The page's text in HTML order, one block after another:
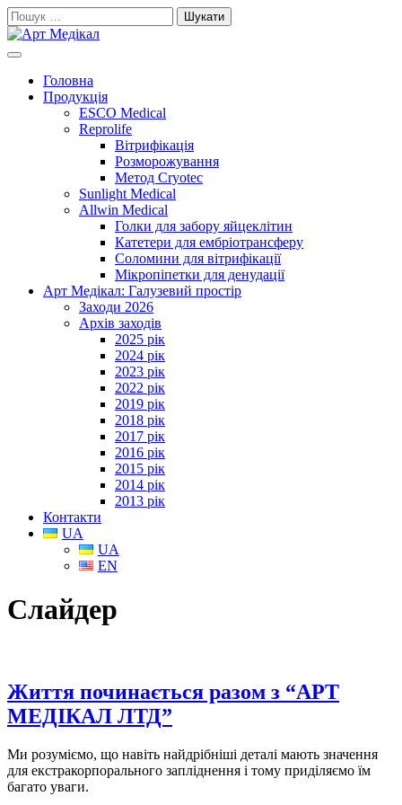
Skip
to
content
Пошук:
Арт Медікал
матеріалиГоловна
Продукція
ESCO Medical
Reprolife
Вітрифікація
Розморожування
Метод Cryotec
Sunlight Medical
Allwin Medical
Голки для забору яйцеклітин
Катетери для ембріотрансферу
Соломини для вітрифікації
Мікропіпетки для денудації
Арт Медікал: Галузевий простір
Заходи 2026
Архів заходів
2025 рік
2024 рік
2023 рік
2022 рік
2019 рік
2018 рік
2017 рік
2016 рік
2015 рік
2014 рік
2013 рік
Контакти
UA
UA
EN
Слайдер
Життя починається разом з “АРТ
МЕДІКАЛ ЛТД”
Ми розуміємо, що навіть найдрібніші деталі мають значення
для екстракорпорального запліднення і тому приділяємо їм
багато уваги.